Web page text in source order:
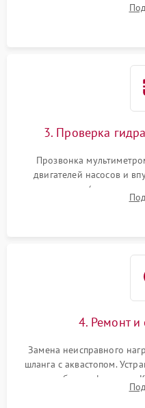
циркуляционному
3. Проверка
Прозвонка
двигателей насосов и
прессостата (датчика
концевика дверцы и
4. Ремонт и
Замена неисправного
шланга с аквастопом.
патрубках и
управления,